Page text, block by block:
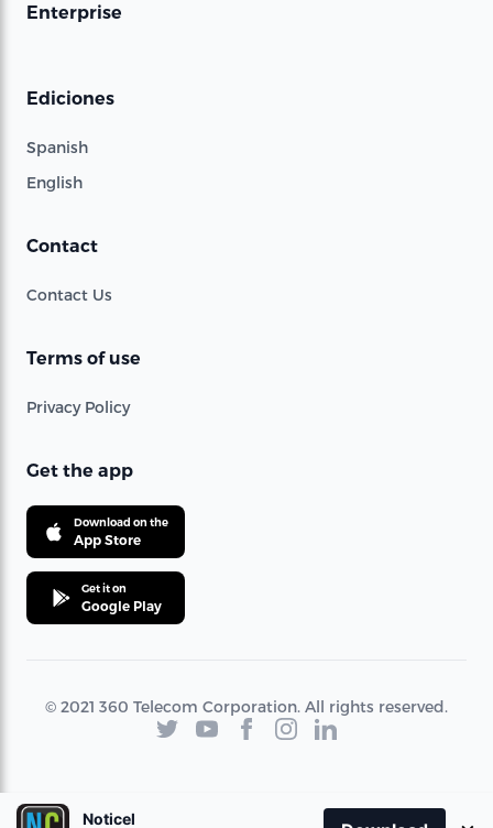
Enterprise
Ediciones
Spanish
English
Contact
Contact Us
Terms of use
Privacy Policy
Get the app
Download on the
App Store
Get it on
Google Play
© 2021 360 Telecom Corporation. All rights reserved.
Noticel